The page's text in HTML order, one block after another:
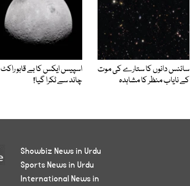
سائنس دانوں کا ستارے کی موت
کے نایاب منظر کا مشاہدہ
اسپیس ایکس کا بے قابو راکٹ
چاند سے ٹکرا گیا!
Showbiz News in Urdu
Sports News in Urdu
International News in